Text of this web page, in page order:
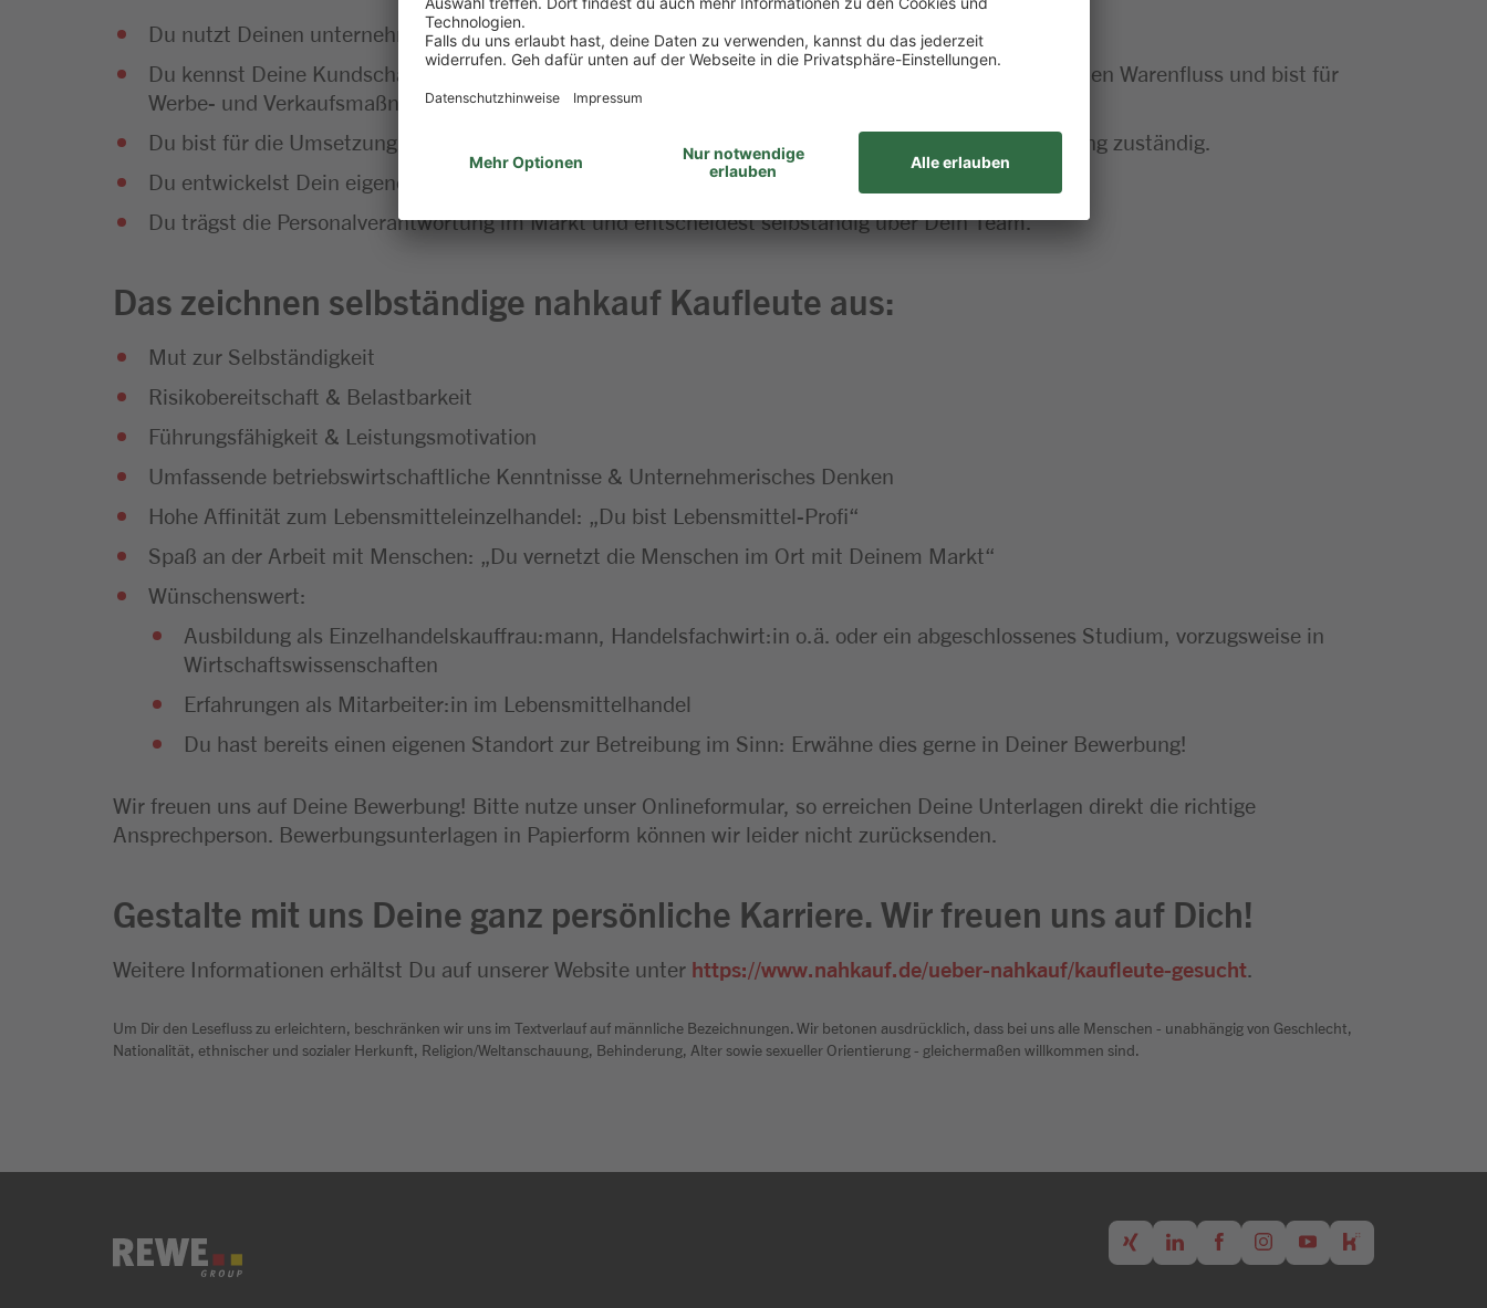
Du nutzt Deinen unternehmerischen Freiraum.
Du kennst Deine Kundschaft ganz genau: Du gestaltest das Sortiment entsprechend, koordinierst den Warenfluss und bist für
Werbe- und Verkaufsmaßnahmen sowie alle Investitionen verantwortlich.
Du bist für die Umsetzung des Qualitätsmanagements und einer professionellen Kund:innenberatung zuständig.
Du entwickelst Dein eigenes Markenprofil basierend auf der Dachmarke nahkauf.
Du trägst die Personalverantwortung im Markt und entscheidest selbständig über Dein Team.
Das zeichnen selbständige nahkauf Kaufleute aus:
Mut zur Selbständigkeit
Risikobereitschaft & Belastbarkeit
Führungsfähigkeit & Leistungsmotivation
Umfassende betriebswirtschaftliche Kenntnisse & Unternehmerisches Denken
Hohe Affinität zum Lebensmitteleinzelhandel: „Du bist Lebensmittel-Profi“
Spaß an der Arbeit mit Menschen: „Du vernetzt die Menschen im Ort mit Deinem Markt“
Wünschenswert:
Ausbildung als Einzelhandelskauffrau:mann, Handelsfachwirt:in o.ä. oder ein abgeschlossenes Studium, vorzugsweise in
Wirtschaftswissenschaften
Erfahrungen als Mitarbeiter:in im Lebensmittelhandel
Du hast bereits einen eigenen Standort zur Betreibung im Sinn: Erwähne dies gerne in Deiner Bewerbung!
Wir freuen uns auf Deine Bewerbung! Bitte nutze unser Onlineformular, so erreichen Deine Unterlagen direkt die richtige
Ansprechperson. Bewerbungsunterlagen in Papierform können wir leider nicht zurücksenden.
Gestalte mit uns Deine ganz persönliche Karriere. Wir freuen uns auf Dich!
Weitere Informationen erhältst Du auf unserer Website unter https://www.nahkauf.de/ueber-nahkauf/kaufleute-gesucht
Um Dir den Lesefluss zu erleichtern, beschränken wir uns im Textverlauf auf männliche Bezeichnungen. Wir betonen ausdrücklich, dass bei uns alle Menschen - unabhängig von Geschlecht,
Nationalität, ethnischer und sozialer Herkunft, Religion/Weltanschauung, Behinderung, Alter sowie sexueller Orientierung - gleichermaßen willkommen sind.